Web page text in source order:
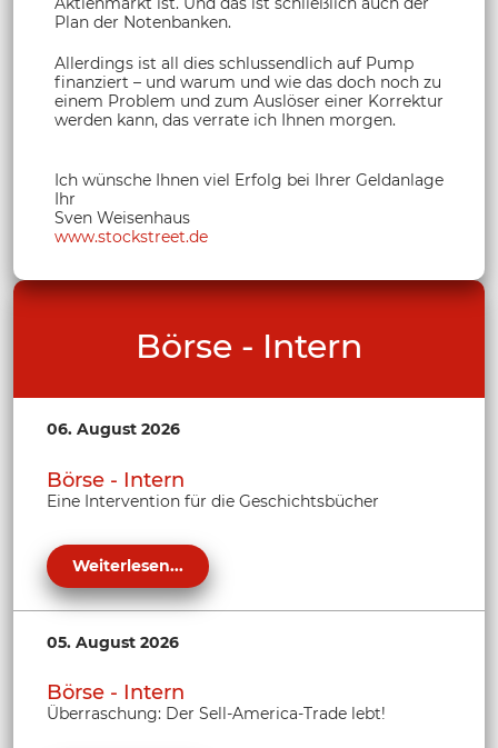
Plan der Notenbanken.
Allerdings ist all dies schlussendlich auf Pump
finanziert – und warum und wie das doch noch zu
einem Problem und zum Auslöser einer Korrektur
werden kann, das verrate ich Ihnen morgen.
Ich wünsche Ihnen viel Erfolg bei Ihrer Geldanlage
Ihr
Sven Weisenhaus
www.stockstreet.de
Börse - Intern
06. August 2026
Börse - Intern
Eine Intervention für die Geschichtsbücher
Weiterlesen...
05. August 2026
Börse - Intern
Überraschung: Der Sell-America-Trade lebt!